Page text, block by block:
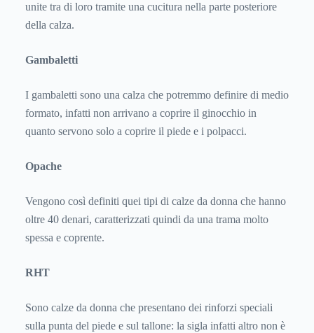
unite tra di loro tramite una cucitura nella parte posteriore
della calza.
Gambaletti
I gambaletti sono una calza che potremmo definire di medio
formato, infatti non arrivano a coprire il ginocchio in
quanto servono solo a coprire il piede e i polpacci.
Opache
Vengono così definiti quei tipi di calze da donna che hanno
oltre 40 denari, caratterizzati quindi da una trama molto
spessa e coprente.
RHT
Sono calze da donna che presentano dei rinforzi speciali
sulla punta del piede e sul tallone: la sigla infatti altro non è